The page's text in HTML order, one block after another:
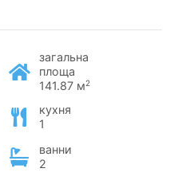
загальна
площа
141.87 м2
кухня
1
ванни
2